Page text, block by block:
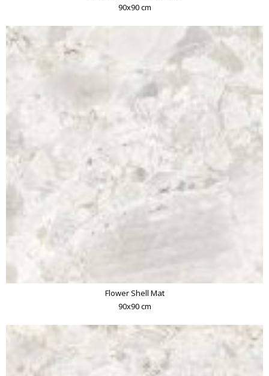
90x90 cm
Flower Shell Mat
90x90 cm